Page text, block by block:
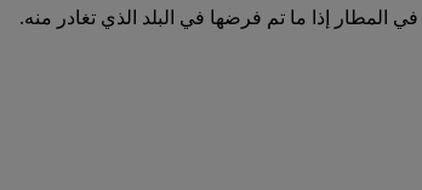
المطار إذا ما تم فرضها في البلد الذي تغادر منه.